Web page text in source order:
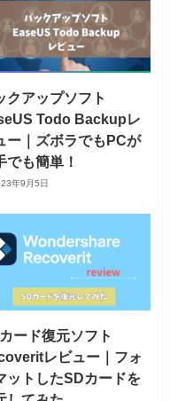
クアップソフト
Todo Backupレ
ー｜ズボラでもPCが
でも簡単！
年9月5日
ード復元ソフト
レビュー｜フォ
ットしたSDカードを